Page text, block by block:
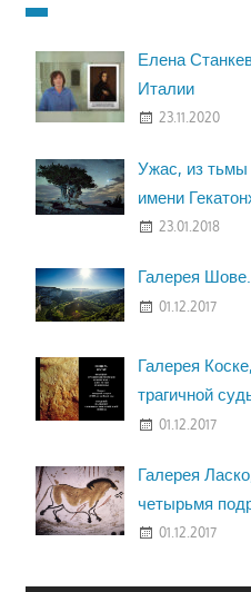
Елена
Италии
23.11.2020
Ужас, из
имени
23.01.2018
Галерея
01.12.2017
Галерея
трагичной
01.12.2017
Галерея
четырьмя
01.12.2017